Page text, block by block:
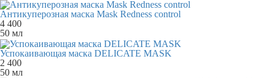
Антикуперозная маска Mask Redness control
4 400
50 мл
Успокаивающая маска DELICATE MASK
2 400
50 мл